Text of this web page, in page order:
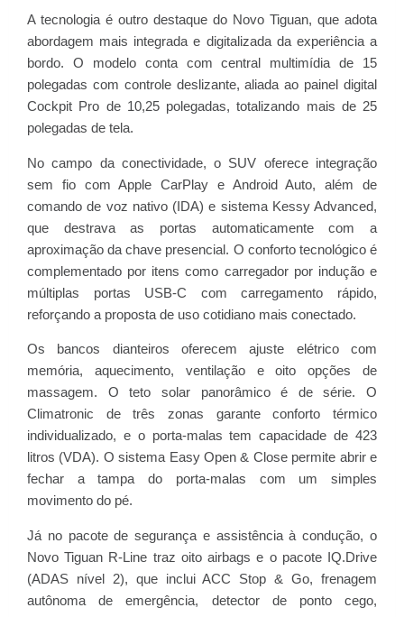
A tecnologia é outro destaque do Novo Tiguan, que adota
abordagem mais integrada e digitalizada da experiência a
bordo. O modelo conta com central multimídia de 15
polegadas com controle deslizante, aliada ao painel digital
Cockpit Pro de 10,25 polegadas, totalizando mais de 25
polegadas de tela.
No campo da conectividade, o SUV oferece integração
sem fio com Apple CarPlay e Android Auto, além de
comando de voz nativo (IDA) e sistema Kessy Advanced,
que destrava as portas automaticamente com a
aproximação da chave presencial. O conforto tecnológico é
complementado por itens como carregador por indução e
múltiplas portas USB-C com carregamento rápido,
reforçando a proposta de uso cotidiano mais conectado.
Os bancos dianteiros oferecem ajuste elétrico com
memória, aquecimento, ventilação e oito opções de
massagem. O teto solar panorâmico é de série. O
Climatronic de três zonas garante conforto térmico
individualizado, e o porta-malas tem capacidade de 423
litros (VDA). O sistema Easy Open & Close permite abrir e
fechar a tampa do porta-malas com um simples
movimento do pé.
Já no pacote de segurança e assistência à condução, o
Novo Tiguan R-Line traz oito airbags e o pacote IQ.Drive
(ADAS nível 2), que inclui ACC Stop & Go, frenagem
autônoma de emergência, detector de ponto cego,